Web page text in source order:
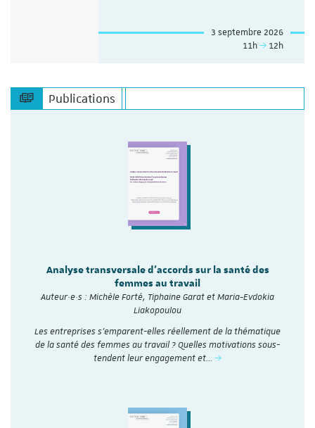
3 septembre 2026
11h
12h
Publications
Analyse transversale d'accords sur la santé des
femmes au travail
Auteur·e·s : Michèle Forté, Tiphaine Garat et Maria-Evdokia
Liakopoulou
Les entreprises s’emparent-elles réellement de la thématique
de la santé des femmes au travail ? Quelles motivations sous-
tendent leur engagement et…